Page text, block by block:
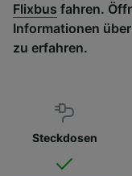
Flixbus fahren.
Informationen
zu erfahren.
Steckdosen